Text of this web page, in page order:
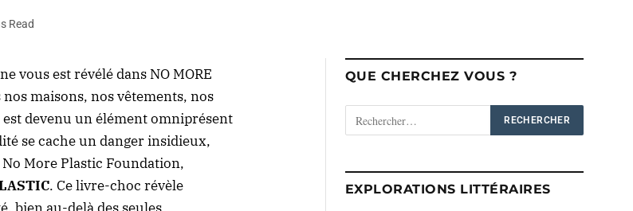
Read
vous est révélé dans NO MORE
maisons, nos vêtements, nos
devenu un élément omniprésent
se cache un danger insidieux,
More Plastic Foundation,
. Ce livre-choc révèle
QUE CHERCHEZ VOUS ?
EXPLORATIONS LITTÉRAIRES